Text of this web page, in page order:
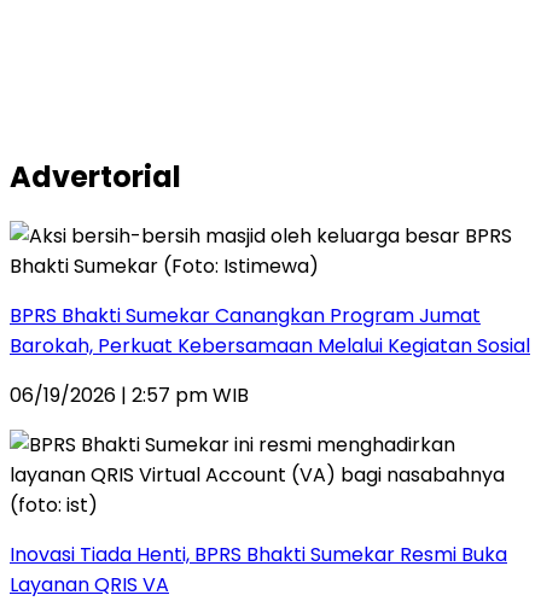
Advertorial
BPRS Bhakti Sumekar Canangkan Program Jumat
Barokah, Perkuat Kebersamaan Melalui Kegiatan Sosial
06/19/2026 | 2:57 pm WIB
Inovasi Tiada Henti, BPRS Bhakti Sumekar Resmi Buka
Layanan QRIS VA